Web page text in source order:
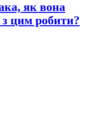
як вона
з цим робити?